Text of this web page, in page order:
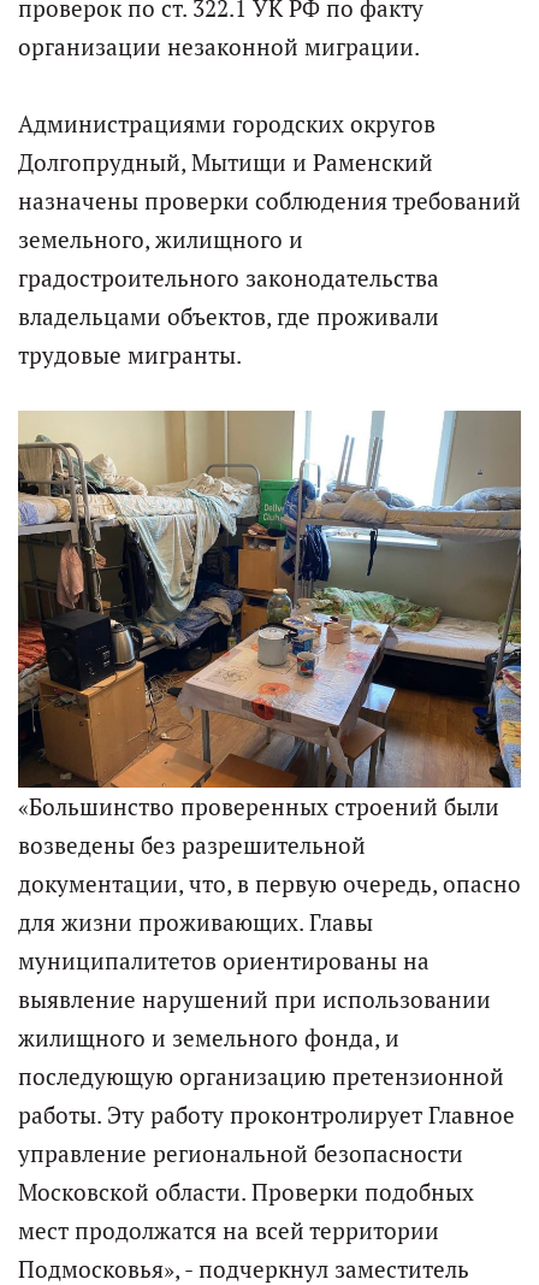
проверок по ст. 322.1 УК РФ по факту
организации незаконной миграции.
Администрациями городских округов
Долгопрудный, Мытищи и Раменский
назначены проверки соблюдения требований
земельного, жилищного и
градостроительного законодательства
владельцами объектов, где проживали
трудовые мигранты.
«Большинство проверенных строений были
возведены без разрешительной
документации, что, в первую очередь, опасно
для жизни проживающих. Главы
муниципалитетов ориентированы на
выявление нарушений при использовании
жилищного и земельного фонда, и
последующую организацию претензионной
работы. Эту работу проконтролирует Главное
управление региональной безопасности
Московской области. Проверки подобных
мест продолжатся на всей территории
Подмосковья», - подчеркнул заместитель